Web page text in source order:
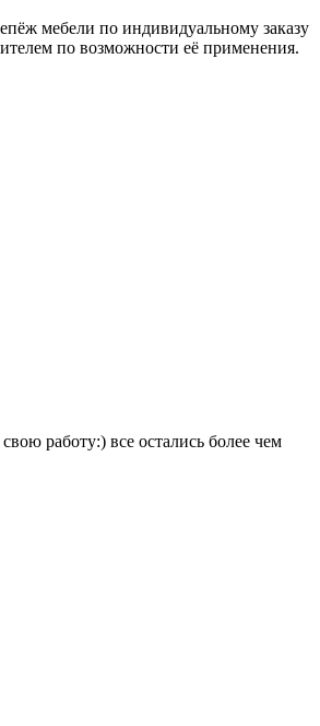
мебели по индивидуальному заказу
по возможности её применения.
работу:) все остались более чем